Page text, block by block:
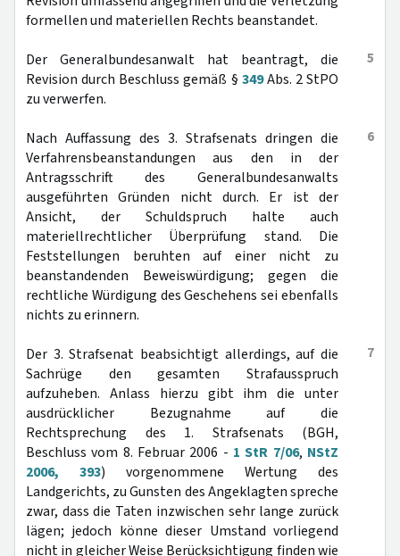
formellen und materiellen Rechts beanstandet.
5
Der Generalbundesanwalt hat beantragt, die
Revision durch Beschluss gemäß § 349Abs. 2 StPO
zu verwerfen.
6
Nach Auffassung des 3. Strafsenats dringen die
Verfahrensbeanstandungen aus den in der
Antragsschrift des Generalbundesanwalts
ausgeführten Gründen nicht durch. Er ist der
Ansicht, der Schuldspruch halte auch
materiellrechtlicher Überprüfung stand. Die
Feststellungen beruhten auf einer nicht zu
beanstandenden Beweiswürdigung; gegen die
rechtliche Würdigung des Geschehens sei ebenfalls
nichts zu erinnern.
7
Der 3. Strafsenat beabsichtigt allerdings, auf die
Sachrüge den gesamten Strafausspruch
aufzuheben. Anlass hierzu gibt ihm die unter
ausdrücklicher Bezugnahme auf die
Rechtsprechung des 1. Strafsenats (BGH,
Beschluss vom 8. Februar 2006 - 1 StR 7/06, NStZ
2006, 393) vorgenommene Wertung des
Landgerichts, zu Gunsten des Angeklagten spreche
zwar, dass die Taten inzwischen sehr lange zurück
lägen; jedoch könne dieser Umstand vorliegend
nicht in gleicher Weise Berücksichtigung finden wie